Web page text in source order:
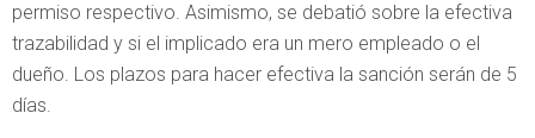
permiso respectivo. Asimismo, se debatió sobre la efectiva
trazabilidad y si el implicado era un mero empleado o el
dueño. Los plazos para hacer efectiva la sanción serán de 5
días.